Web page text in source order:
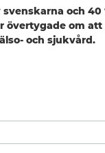
svenskarna och 40
övertygade om att
och sjukvård.